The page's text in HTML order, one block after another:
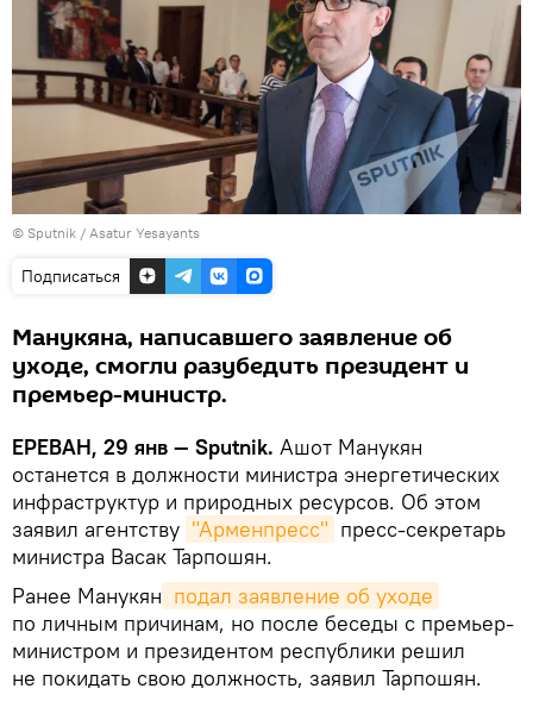
© Sputnik / Asatur Yesayants
Подписаться
Манукяна, написавшего заявление об
уходе, смогли разубедить президент и
премьер-министр.
ЕРЕВАН, 29 янв — Sputnik. Ашот Манукян
останется в должности министра энергетических
инфраструктур и природных ресурсов. Об этом
заявил агентству "Арменпресс" пресс-секретарь
министра Васак Тарпошян.
Ранее Манукян подал заявление об уходе
по личным причинам, но после беседы с премьер-
министром и президентом республики решил
не покидать свою должность, заявил Тарпошян.